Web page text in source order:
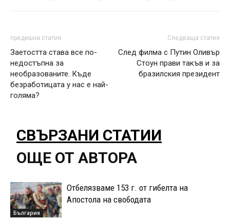
предишна статия
Заетостта става все по-
недостъпна за
необразованите. Къде
безработицата у нас е най-
голяма?
Следваща статия
След филма с Путин Оливър
Стоун прави такъв и за
бразилския президент
СВЪРЗАНИ СТАТИИ
ОЩЕ ОТ АВТОРА
България
Отбелязваме 153 г. от гибелта на
Апостола на свободата